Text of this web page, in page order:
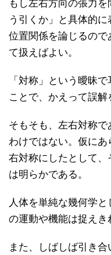
もし左右方向の張力
う引くか」と具体的
位置関係を論じるの
て扱えばよい。
「対称」という曖昧
ことで、かえって誤解
そもそも、左右対称
わけではない。仮に
右対称にしたとして、
は明らかである。
人体を単純な幾何学
の運動や機能は捉えき
また、しばしば引き